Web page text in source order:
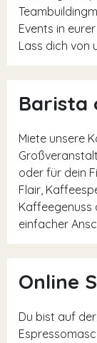
Events in
Lass dich von
Barista
Miete unsere
oder für dein
Flair,
Kaffeegenuss
einfacher
Online
Du bist auf